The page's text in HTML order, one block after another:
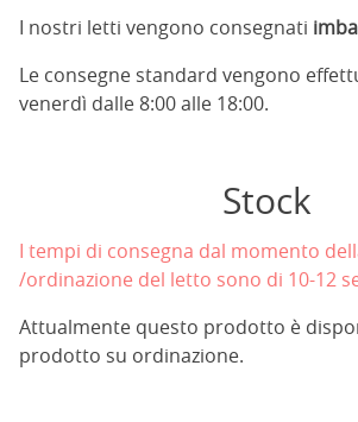
I nostri letti vengono consegnati
Le consegne standard vengono
venerdì dalle 8:00 alle 18:00.
Stock
I tempi di consegna dal momento
/ordinazione del letto sono di 10-12
Attualmente questo prodotto è
prodotto su ordinazione.